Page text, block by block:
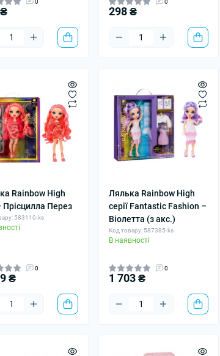
298 ₴
Rainbow High
Прісцилла Перез
583110-ks
0
₴
Лялька Rainbow High
серії Fantastic Fashion –
Віолетта (з акс.)
Код товару: 587385-ks
В наявності
0
1 703 ₴